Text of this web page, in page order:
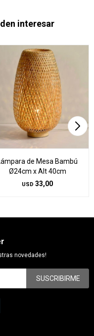
interesar
de Mesa Bambú
Ø24cm x Alt 40cm
USD 33,00
novedades!
SUSCRIBIRME